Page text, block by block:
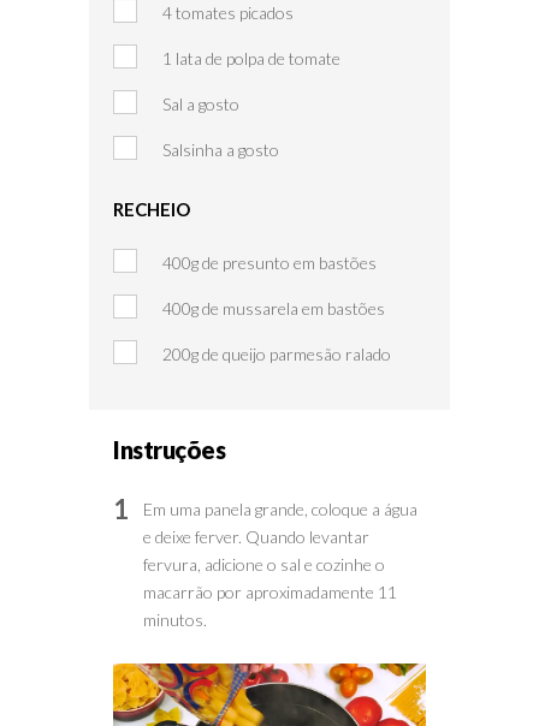
4 tomates picados
1 lata de polpa de tomate
Sal a gosto
Salsinha a gosto
RECHEIO
400g de presunto em bastões
400g de mussarela em bastões
200g de queijo parmesão ralado
Instruções
1
Em uma panela grande, coloque a água
e deixe ferver. Quando levantar
fervura, adicione o sal e cozinhe o
macarrão por aproximadamente 11
minutos.